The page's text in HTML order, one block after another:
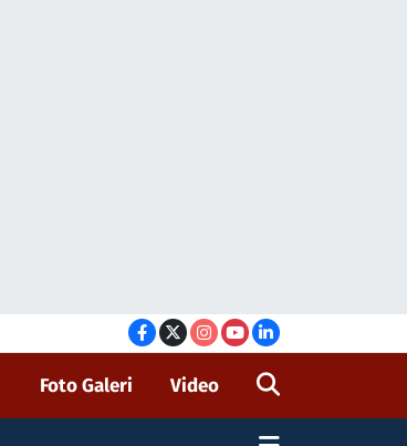
Foto Galeri Video